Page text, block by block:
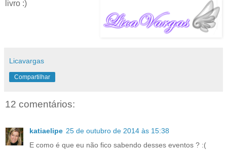
livro :)
Licavargas
Compartilhar
12 comentários:
katiaelipe 25 de outubro de 2014 às 15:38
E como é que eu não fico sabendo desses eventos ? :(